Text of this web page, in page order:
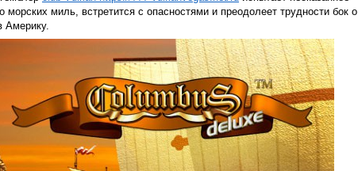
морских миль, встретится с опасностями и преодолеет трудности бок о
Америку.